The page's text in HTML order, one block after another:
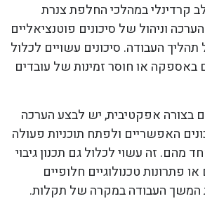
קרדינלי במהלכי החלפת צנרת
וניהול של סיכונים פוטנציאליים
העבודה. סיכונים עשויים לכלול
באספקה או חוסר זמינות של עובדים
בצורה אפקטיבית, יש לבצע הערכה
האפשריים ולפתח תוכניות פעולה
מהם. זה עשוי לכלול גם תכנון גיבוי
פתרונות טכנולוגיים חלופיים
המשך העבודה במקרה של תקלות.